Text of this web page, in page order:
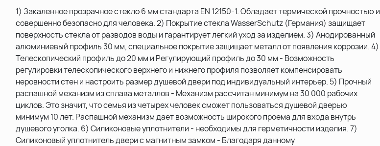
1) Закаленное прозрачное стекло 6 мм стандарта EN 12150-1. Обладает термической прочностью и
совершенно безопасно для человека. 2) Покрытие стекла WasserSchutz (Германия) защищает
поверхность стекла от разводов воды и гарантирует легкий уход за изделием. 3) Анодированный
алюминиевый профиль 30 мм, специальное покрытие защищает металл от появления коррозии. 4)
Телескопический профиль до 20 мм и Регулирующий профиль до 30 мм - Возможность
регулировки телескопического верхнего и нижнего профиля позволяет компенсировать
неровности стен и настроить размер душевой двери под индивидуальный интерьер. 5) Прочный
распашной механизм из сплава металлов - Механизм рассчитан минимум на 30 000 рабочих
циклов. Это значит, что семья из четырех человек сможет пользоваться душевой дверью
минимум 10 лет. Распашной механизм дает возможность широкого проема для входа внутрь
душевого уголка. 6) Силиконовые уплотнители - необходимы для герметичности изделия. 7)
Силиконовый уплотнитель двери с магнитным замком - Благодаря данному